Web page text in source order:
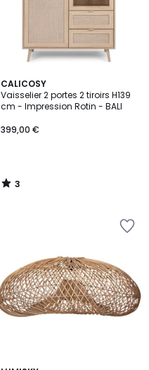
CALICOSY
Vaisselier 2 portes 2 tiroirs H139
cm - Impression Rotin - BALI
399,00 €
3
/
5
3
/